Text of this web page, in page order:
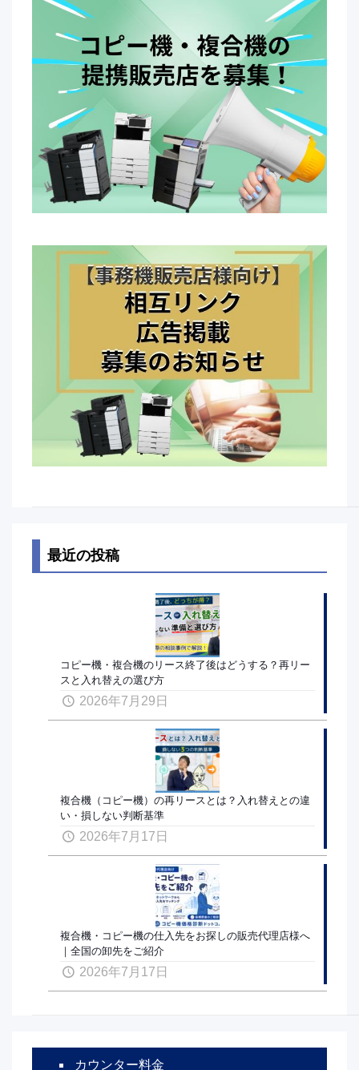
最近の投稿
コピー機・複合機のリース終了後はどうする？再リー
スと入れ替えの選び方
2026年7月29日
複合機（コピー機）の再リースとは？入れ替えとの違
い・損しない判断基準
2026年7月17日
複合機・コピー機の仕入先をお探しの販売代理店様へ
｜全国の卸先をご紹介
2026年7月17日
カウンター料金